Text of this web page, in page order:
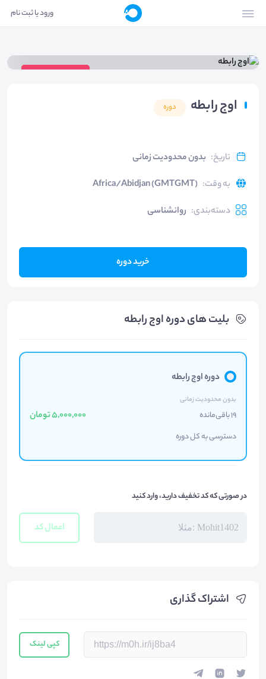
ورود یا ثبت نام
اوج رابطه دوره
تاریخ: بدون محدودیت زمانی
به وقت:
Africa/Abidjan (GMTGMT)
دسته‌بندی: روانشناسی
خرید دوره
اشتراک گذاری
کپی لینک
بلیت های دوره اوج رابطه
دوره اوج رابطه
بدون محدودیت زمانی
19 باقی‌مانده 5,000,000 تومان
دسترسی به کل دوره
در صورتی که کد تخفیف دارید، وارد کنید
اعمال کد